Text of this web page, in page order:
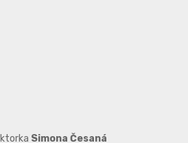
Simona Česaná